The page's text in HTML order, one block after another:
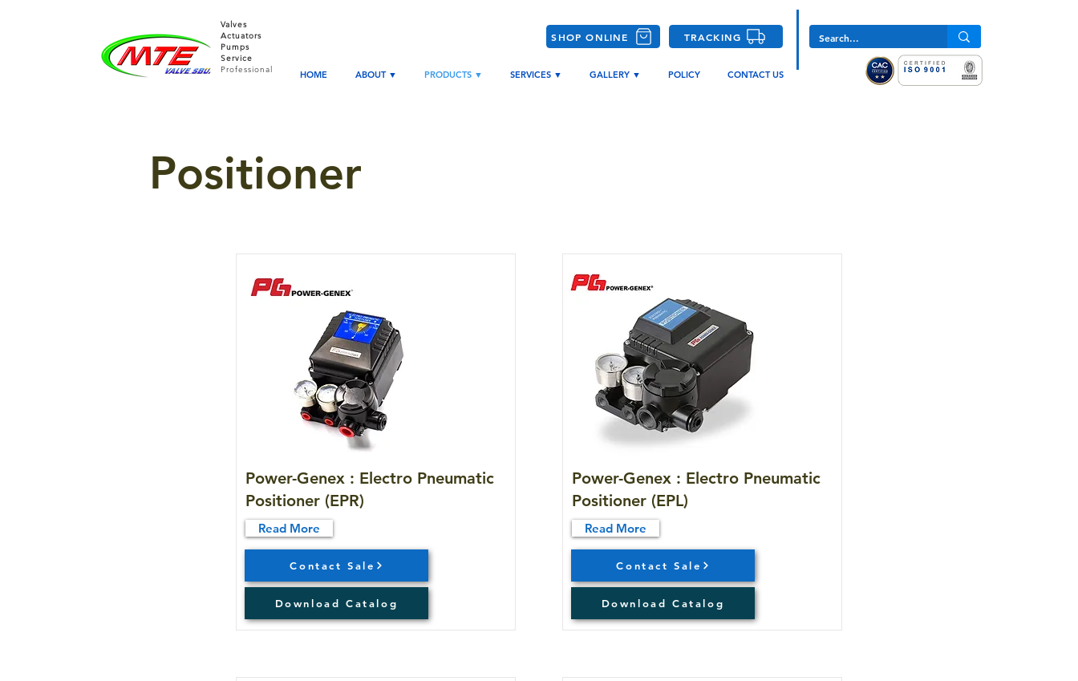
Valves
Actuators
Pumps
Service
Professional
HOME ABOUT ▼ PRODUCTS ▼ SERVICES ▼ GALLERY ▼ POLICY CONTACT US
SHOP ONLINE TRACKING
Positioner
Power-Genex : Electro Pneumatic
Positioner (EPR)
Read More
Contact Sale
Download Catalog
Power-Genex : Electro Pneumatic
Positioner (EPL)
Read More
Contact Sale
Download Catalog